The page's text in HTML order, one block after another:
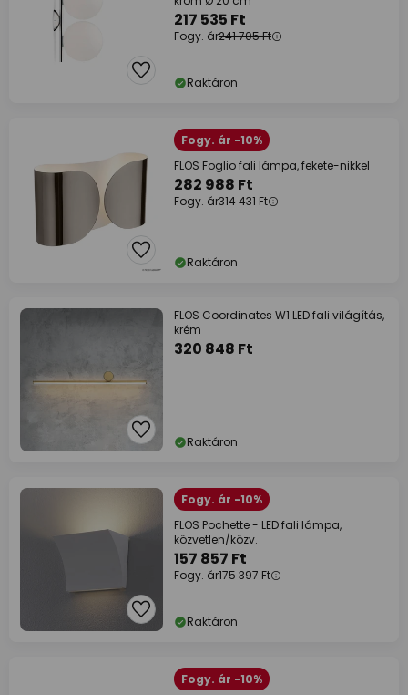
217 535 Ft
Fogy. ár241 705 Ft
Raktáron
Fogy. ár -10%
FLOS Foglio fali lámpa, fekete-nikkel
282 988 Ft
Fogy. ár314 431 Ft
Raktáron
FLOS Coordinates W1 LED fali világítás,
krém
320 848 Ft
Raktáron
Fogy. ár -10%
FLOS Pochette - LED fali lámpa,
közvetlen/közv.
157 857 Ft
Fogy. ár175 397 Ft
Raktáron
Fogy. ár -10%